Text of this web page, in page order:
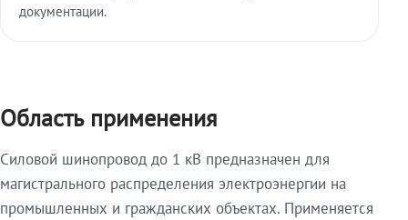
документации.
Область применения
Силовой шинопровод до 1 кВ предназначен для
магистрального распределения электроэнергии на
промышленных и гражданских объектах. Применяется